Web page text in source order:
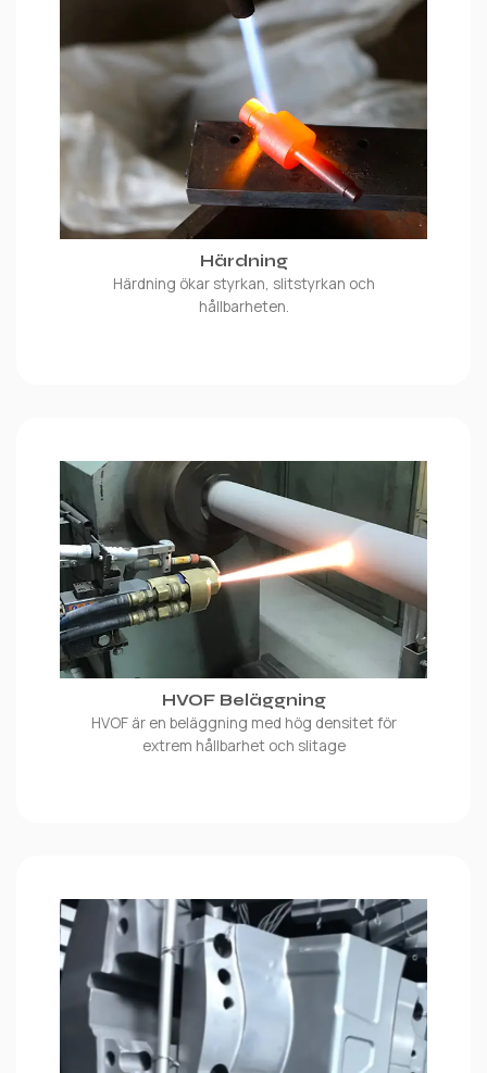
Härdning
Härdning ökar styrkan, slitstyrkan och
hållbarheten.
HVOF Beläggning
HVOF är en beläggning med hög densitet för
extrem hållbarhet och slitage